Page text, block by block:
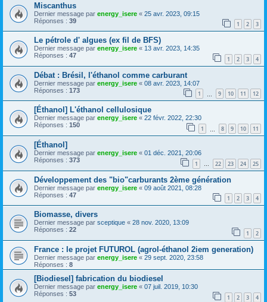
Miscanthus
Dernier message par energy_isere « 25 avr. 2023, 09:15
Réponses : 39 1 2 3
Le pétrole d' algues (ex fil de BFS)
Dernier message par energy_isere « 13 avr. 2023, 14:35
Réponses : 47 1 2 3 4
Débat : Brésil, l'éthanol comme carburant
Dernier message par energy_isere « 08 avr. 2023, 14:07
Réponses : 173 1 9 10 11 12
[Éthanol] L'éthanol cellulosique
Dernier message par energy_isere « 22 févr. 2022, 22:30
Réponses : 150 1 8 9 10 11
[Éthanol]
Dernier message par energy_isere « 01 déc. 2021, 20:06
Réponses : 373 1 … 22 23 24 25
Développement des "bio"carburants 2ème génération
Dernier message par energy_isere « 09 août 2021, 08:28
Réponses : 47 1 2 3 4
Biomasse, divers
Dernier message par sceptique « 28 nov. 2020, 13:09
Réponses : 22 1 2
France : le projet FUTUROL (agrol-éthanol 2iem generation)
Dernier message par energy_isere « 29 sept. 2020, 23:58
Réponses : 8
[Biodiesel] fabrication du biodiesel
Dernier message par energy_isere « 07 juil. 2019, 10:30
Réponses : 53 1 2 3 4